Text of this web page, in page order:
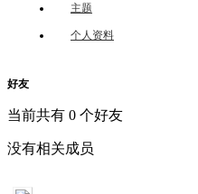
主题
个人资料
好友
当前共有 0 个好友
没有相关成员